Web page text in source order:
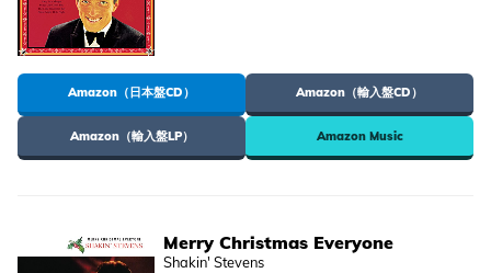
Amazon（日本盤CD） Amazon（輸入盤CD）
Amazon（輸入盤LP） Amazon Music
Merry Christmas Everyone
Shakin' Stevens